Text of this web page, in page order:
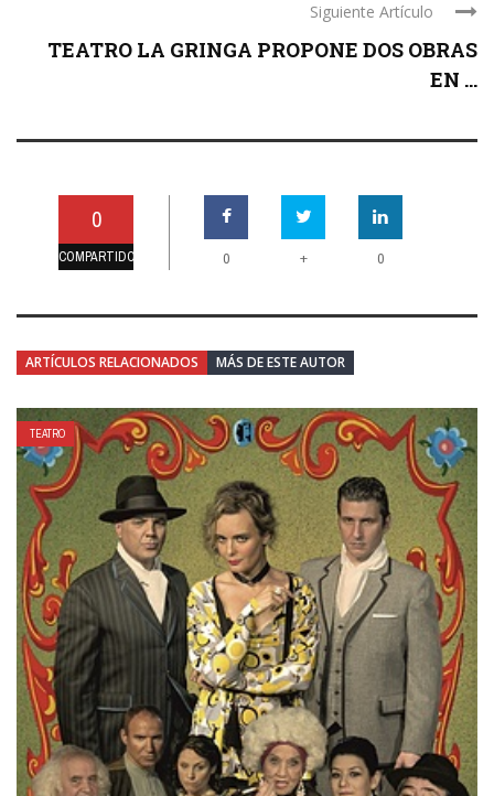
Siguiente Artículo
TEATRO LA GRINGA PROPONE DOS OBRAS
EN ...
0
COMPARTIDO 0 + 0
ARTÍCULOS RELACIONADOS MÁS DE ESTE AUTOR
TEATRO